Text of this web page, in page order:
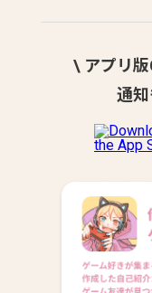
\ アプリ
通